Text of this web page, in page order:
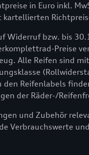
in Euro inkl.
Widerruf bzw. bis
Preise
Alle Reifen sind
Reifenlabels
der Räder-/
und Zubehör
Verbrauchswerte